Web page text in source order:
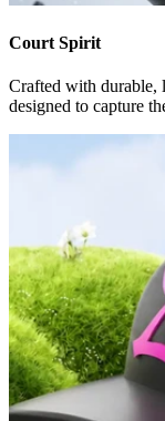
Court Spirit
Crafted with durable,
designed to capture